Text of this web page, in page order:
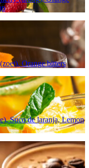
Orange bitters
Suco de laranja, Lemon